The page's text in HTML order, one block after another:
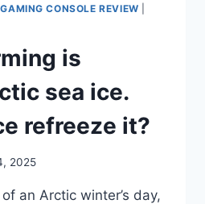
GAMING CONSOLE REVIEW
is
sea ice.
refreeze it?
2025
an Arctic winter’s day,